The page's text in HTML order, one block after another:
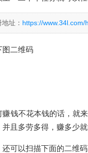
址： https://www.34l.com/
图二维码
赚钱不花本钱的话，就
且多劳多得，赚多少
还可以扫描下面的二维